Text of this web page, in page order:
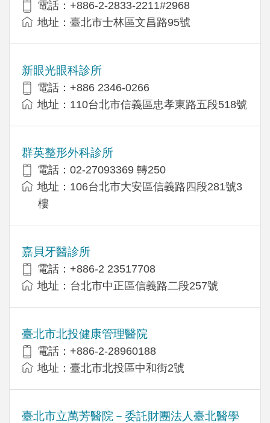
電話：+886-2-2833-2211#2968
地址：臺北市士林區文昌路95號
新眼光眼科診所
電話：+886 2346-0266
地址：110台北市信義區忠孝東路五段518號
群英整形外科診所
電話：02-27093369 轉250
地址：106台北市大安區信義路四段281號3
樓
嘉貝牙醫診所
電話：+886-2 23517708
地址：台北市中正區信義路二段257號
臺北市北投健康管理醫院
電話：+886-2-28960188
地址：臺北市北投區中和街2號
臺北市立萬芳醫院－委託財團法人臺北醫學